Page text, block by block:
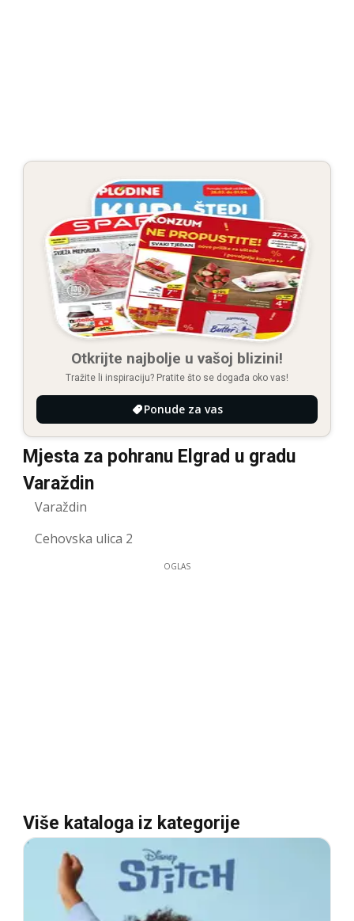
Otkrijte najbolje u vašoj blizini!
Tražite li inspiraciju? Pratite što se događa oko vas!
Ponude za vas
Mjesta za pohranu Elgrad u gradu
Varaždin
Varaždin
Cehovska ulica 2
OGLAS
Više kataloga iz kategorije